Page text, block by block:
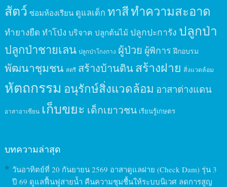
สัตว์ ซ่อมห้องเรียน ดูแลเด็ก ทาสีทำความสะอาด
ทำยางยืด ทำโป่ง บริจาค ปลูกต้นไม้ ปลูกปะการัง ปลูกป่า
ปลูกป่าชายเลน ปลูกป่าโกงกาง ผู้ป่วย ผู้พิการ ฝึกอบรม
พัฒนาชุมชน สตรี สร้างบ้านดินสร้างฝาย สิ่งแวดล้อม
หัตถกรรม อนุรักษ์สิ่งแวดล้อม อาสาต่างแดน
อาสาอาเซียน เก็บขยะ เด็กเยาวชน เรียนรู้เกษตร
บทความล่าสุด
วันอาทิตย์ที่ 20 กันยายน 2569 อาสาดูแลฝาย (Check Dam) รุ่น 3
ปี 69 ดูแลฟื้นฟูสายน้ำ คืนความชุมชื้นให้ระบบนิเวศ ลดการสูญ